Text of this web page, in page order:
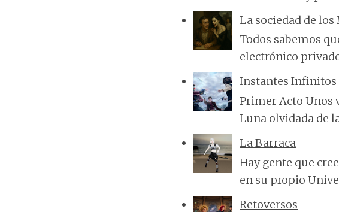
La sociedad de los
Todos sabemos
electrónico
Instantes Infinitos
Primer Acto Unos
Luna olvidada de
La Barraca
Hay gente que
en su propio
Retoversos